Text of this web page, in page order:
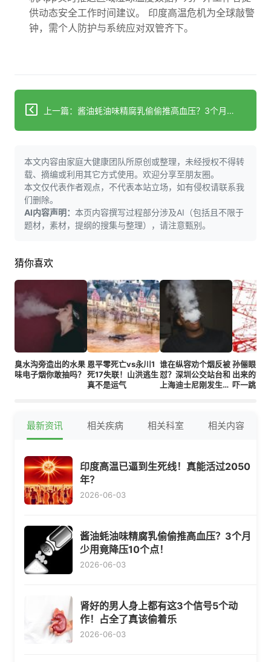
供动态安全工作时间建议。 印度高温危机为全球敲警
钟，需个人防护与系统应对双管齐下。
上一篇：酱油蚝油味精腐乳偷偷推高血压？3个月少用竟降压10个点！
本文内容由家庭大健康团队所原创或整理，未经授权不得转
载、摘编或利用其它方式使用。欢迎分享至朋友圈。
本文仅代表作者观点，不代表本站立场，如有侵权请联系我
们删除。
AI内容声明： 本页内容撰写过程部分涉及AI（包括且不限于
题材，素材，提纲的搜集与整理），请注意甄别。
猜你喜欢
臭水沟旁造出的水果
味电子烟你敢抽吗？
恩平零死亡vs永川1
死17失联！山洪逃生
真不是运气
谁在纵容劝个烟反被
怼？深圳公交站台和
上海迪士尼刚发生的
孙俪眼白
出来的？
吓一跳！
最新资讯 相关疾病 相关科室 相关内容
印度高温已逼到生死线！真能活过2050
年？
2026-06-03
酱油蚝油味精腐乳偷偷推高血压？3个月
少用竟降压10个点！
2026-06-03
肾好的男人身上都有这3个信号5个动
作！占全了真该偷着乐
2026-06-03